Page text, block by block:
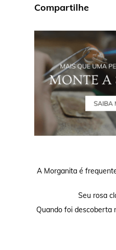
Compartilhe
A Morganita é
Seu rosa
Quando foi descoberta